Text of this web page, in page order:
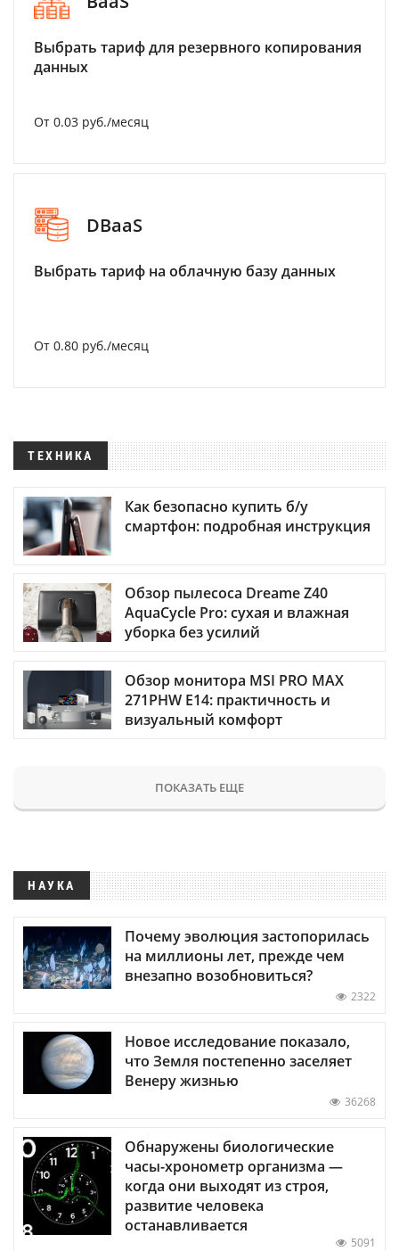
Выбрать тариф для резервного копирования
данных
От 0.03 руб./месяц
DBaaS
Выбрать тариф на облачную базу данных
От 0.80 руб./месяц
ТЕХНИКА
Как безопасно купить б/у
смартфон: подробная инструкция
Обзор пылесоса Dreame Z40
AquaCycle Pro: сухая и влажная
уборка без усилий
Обзор монитора MSI PRO MAX
271PHW E14: практичность и
визуальный комфорт
ПОКАЗАТЬ ЕЩЕ
НАУКА
Почему эволюция застопорилась
на миллионы лет, прежде чем
внезапно возобновиться?
2322
Новое исследование показало,
что Земля постепенно заселяет
Венеру жизнью
36268
Обнаружены биологические
часы-хронометр организма —
когда они выходят из строя,
развитие человека
останавливается
5091